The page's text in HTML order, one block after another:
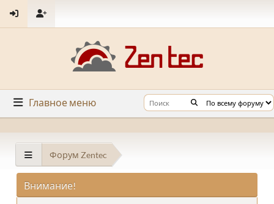
Главное меню
Форум Zentec
Внимание!